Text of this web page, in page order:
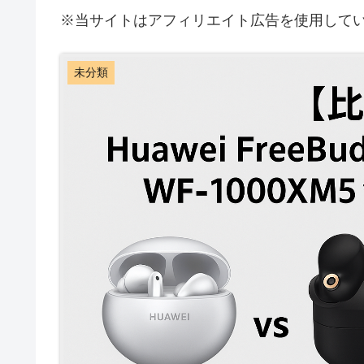
※当サイトはアフィリエイト広告を使用して
未分類